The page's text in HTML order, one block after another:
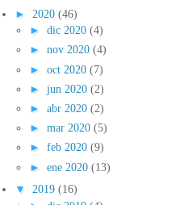
► 2020 (46)
► dic 2020 (4)
► nov 2020 (4)
► oct 2020 (7)
► jun 2020 (2)
► abr 2020 (2)
► mar 2020 (5)
► feb 2020 (9)
► ene 2020 (13)
▼ 2019 (16)